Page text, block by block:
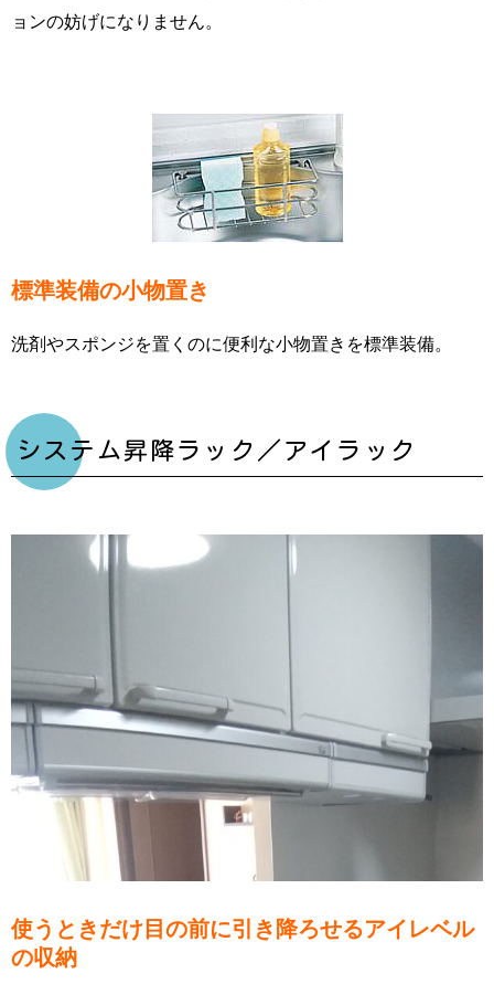
ョンの妨げになりません。
標準装備の小物置き
洗剤やスポンジを置くのに便利な小物置きを標準装備。
システム昇降ラック／アイラック
使うときだけ目の前に引き降ろせるアイレベル
の収納